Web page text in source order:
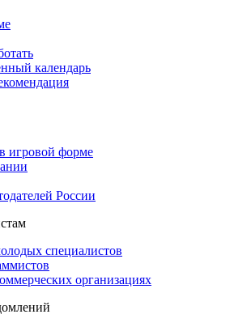
календарь
игровой форме
России
специалистов
организациях